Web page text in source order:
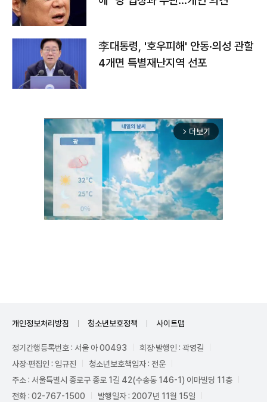
李대통령, '호우피해' 안동·의성 관할
4개면 특별재난지역 선포
arrow_forward_ios 더보기
개인정보처리방침 청소년보호정책 사이트맵
정기간행등록번호 : 서울 아 00493
회장·발행인 : 곽영길
사장·편집인 : 임규진
청소년보호책임자 : 전운
주소 : 서울특별시 종로구 종로 1길 42(수송동 146-1) 이마빌딩 11층
전화 : 02-767-1500
발행일자 : 2007년 11월 15일